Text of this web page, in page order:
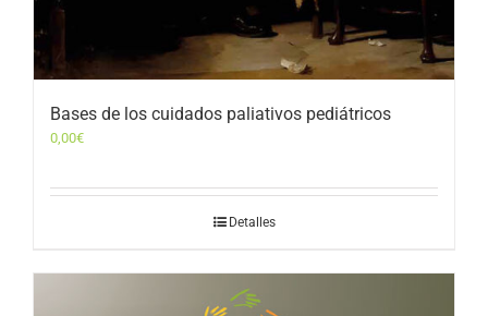
Bases de los cuidados paliativos pediátricos
0,00€
Detalles